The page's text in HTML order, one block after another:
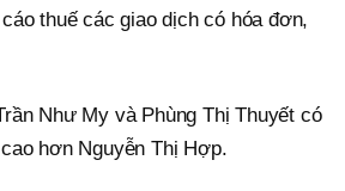
thuế các giao dịch có hóa đơn,
Như My và Phùng Thị Thuyết có
hơn Nguyễn Thị Hợp.